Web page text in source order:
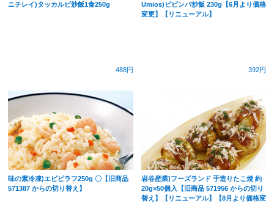
ニチレイ)タッカルビ炒飯1食250g
488円
Umios)ビビンバ炒飯 230g【6月より価格
変更】【リニューアル】
392円
味の素冷凍)エビピラフ250g 〇【旧商品
571387 からの切り替え】
岩谷産業)フーズランド 手造りたこ焼 約
20g×50個入【旧商品 571956 からの切り
替え】【リニューアル】【8月より価格変